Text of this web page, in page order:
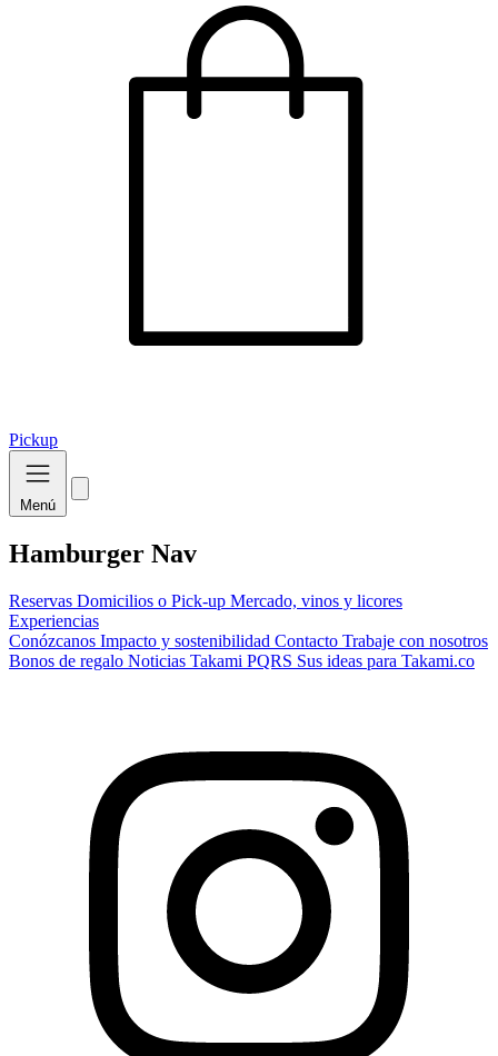
Pickup
Menú
Hamburger Nav
Reservas Domicilios o Pick-up Mercado, vinos y licores
Experiencias
Conózcanos Impacto y sostenibilidad Contacto Trabaje con nosotros
Bonos de regalo Noticias Takami PQRS Sus ideas para Takami.co